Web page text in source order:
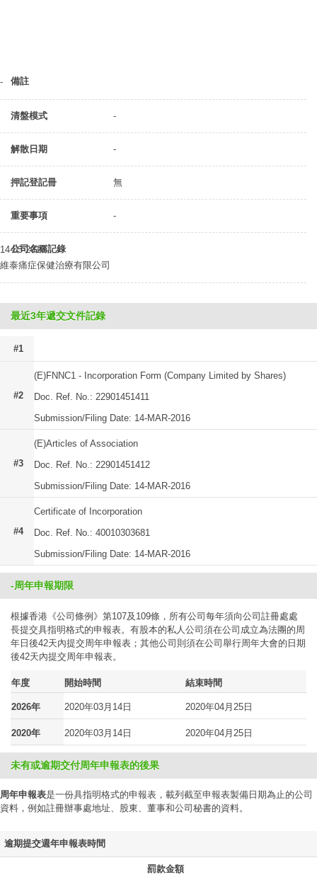
備註
-
清盤模式 -
解散日期 -
押記登記冊 無
重要事項 -
公司名稱記錄
14-03-2016
維泰痛症保健治療有限公司
最近3年遞交文件記錄
#1
#2
(E)FNNC1 - Incorporation Form (Company Limited by Shares)
Doc. Ref. No.: 22901451411
Submission/Filing Date: 14-MAR-2016
#3
(E)Articles of Association
Doc. Ref. No.: 22901451412
Submission/Filing Date: 14-MAR-2016
#4
Certificate of Incorporation
Doc. Ref. No.: 40010303681
Submission/Filing Date: 14-MAR-2016
-周年申報期限
根據香港《公司條例》第107及109條，所有公司每年須向公司註冊處處
長提交具指明格式的申報表。有股本的私人公司須在公司成立為法團的周
年日後42天內提交周年申報表；其他公司則須在公司舉行周年大會的日期
後42天內提交周年申報表。
年度 開始時間 結束時間
2026年 2020年03月14日 2020年04月25日
2020年 2020年03月14日 2020年04月25日
未有或逾期交付周年申報表的後果
周年申報表是一份具指明格式的申報表，載列截至申報表製備日期為止的公司
資料，例如註冊辦事處地址、股東、董事和公司秘書的資料。
逾期提交週年申報表時間
罰款金額